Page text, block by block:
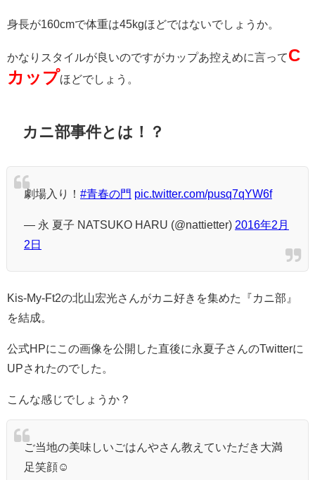
身長が160cmで体重は45kgほどではないでしょうか。
かなりスタイルが良いのですがカップあ控えめに言ってC
カップほどでしょう。
カニ部事件とは！？
劇場入り！ #青春の門 pic.twitter.com/pusq7qYW6f
— 永 夏子 NATSUKO HARU (@nattietter) 2016年2月
2日
Kis-My-Ft2の北山宏光さんがカニ好きを集めた『カニ部』
を結成。
公式HPにこの画像を公開した直後に永夏子さんのTwitterに
UPされたのでした。
こんな感じでしょうか？
ご当地の美味しいごはんやさん教えていただき大満
足笑顔☺︎